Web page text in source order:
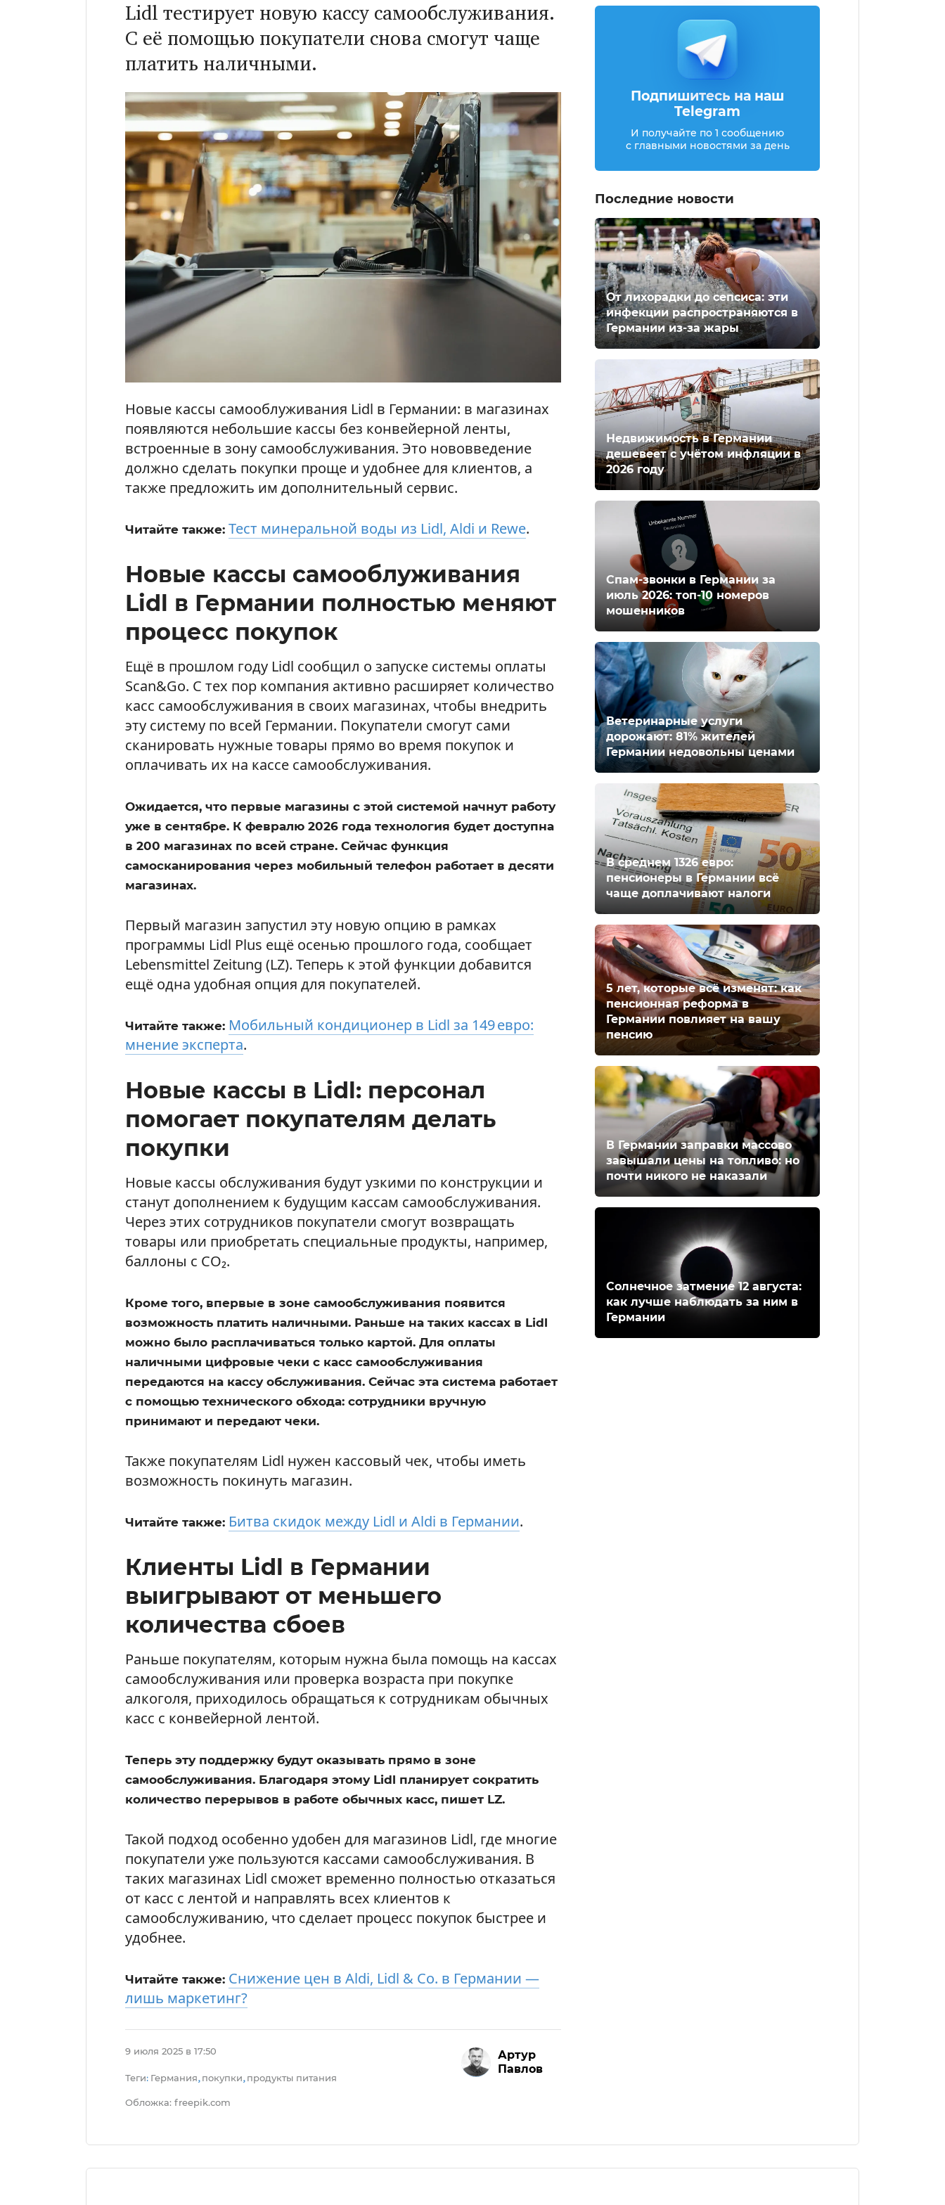
Lidl тестирует новую кассу самообслуживания.
С её помощью покупатели снова смогут чаще
платить наличными.
Новые кассы самооблуживания Lidl в Германии: в магазинах
появляются небольшие кассы без конвейерной ленты,
встроенные в зону самообслуживания. Это нововведение
должно сделать покупки проще и удобнее для клиентов, а
также предложить им дополнительный сервис.
Читайте также: Тест минеральной воды из Lidl, Aldi и Rewe.
Новые кассы самооблуживания
Lidl в Германии полностью меняют
процесс покупок
Ещё в прошлом году Lidl сообщил о запуске системы оплаты
Scan&Go. С тех пор компания активно расширяет количество
касс самообслуживания в своих магазинах, чтобы внедрить
эту систему по всей Германии. Покупатели смогут сами
сканировать нужные товары прямо во время покупок и
оплачивать их на кассе самообслуживания.
Ожидается, что первые магазины с этой системой начнут работу
уже в сентябре. К февралю 2026 года технология будет доступна
в 200 магазинах по всей стране. Сейчас функция
самосканирования через мобильный телефон работает в десяти
магазинах.
Первый магазин запустил эту новую опцию в рамках
программы Lidl Plus ещё осенью прошлого года, сообщает
Lebensmittel Zeitung (LZ). Теперь к этой функции добавится
ещё одна удобная опция для покупателей.
Читайте также: Мобильный кондиционер в Lidl за 149 евро:
мнение эксперта.
Новые кассы в Lidl: персонал
помогает покупателям делать
покупки
Новые кассы обслуживания будут узкими по конструкции и
станут дополнением к будущим кассам самообслуживания.
Через этих сотрудников покупатели смогут возвращать
товары или приобретать специальные продукты, например,
баллоны с CO₂.
Кроме того, впервые в зоне самообслуживания появится
возможность платить наличными. Раньше на таких кассах в Lidl
можно было расплачиваться только картой. Для оплаты
наличными цифровые чеки с касс самообслуживания
передаются на кассу обслуживания. Сейчас эта система работает
с помощью технического обхода: сотрудники вручную
принимают и передают чеки.
Также покупателям Lidl нужен кассовый чек, чтобы иметь
возможность покинуть магазин.
Читайте также: Битва скидок между Lidl и Aldi в Германии.
Клиенты Lidl в Германии
выигрывают от меньшего
количества сбоев
Раньше покупателям, которым нужна была помощь на кассах
самообслуживания или проверка возраста при покупке
алкоголя, приходилось обращаться к сотрудникам обычных
касс с конвейерной лентой.
Теперь эту поддержку будут оказывать прямо в зоне
самообслуживания. Благодаря этому Lidl планирует сократить
количество перерывов в работе обычных касс, пишет LZ.
Такой подход особенно удобен для магазинов Lidl, где многие
покупатели уже пользуются кассами самообслуживания. В
таких магазинах Lidl сможет временно полностью отказаться
от касс с лентой и направлять всех клиентов к
самообслуживанию, что сделает процесс покупок быстрее и
удобнее.
Читайте также: Снижение цен в Aldi, Lidl & Co. в Германии —
лишь маркетинг?
9 июля 2025 в 17:50
Теги: Германия, покупки, продукты питания
Обложка: freepik.com
Артур
Павлов
Подпишитесь на наш
Telegram
И получайте по 1 сообщению
с главными новостями за день
Последние новости
От лихорадки до сепсиса: эти
инфекции распространяются в
Германии из-за жары
Недвижимость в Германии
дешевеет с учётом инфляции в
2026 году
Спам-звонки в Германии за
июль 2026: топ-10 номеров
мошенников
Ветеринарные услуги
дорожают: 81% жителей
Германии недовольны ценами
В среднем 1326 евро:
пенсионеры в Германии всё
чаще доплачивают налоги
5 лет, которые всё изменят: как
пенсионная реформа в
Германии повлияет на вашу
пенсию
В Германии заправки массово
завышали цены на топливо: но
почти никого не наказали
Солнечное затмение 12 августа:
как лучше наблюдать за ним в
Германии